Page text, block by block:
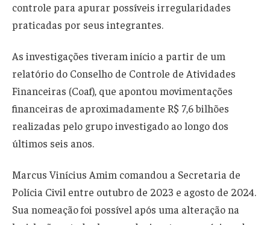
controle para apurar possíveis irregularidades
praticadas por seus integrantes.
As investigações tiveram início a partir de um
relatório do Conselho de Controle de Atividades
Financeiras (Coaf), que apontou movimentações
financeiras de aproximadamente R$ 7,6 bilhões
realizadas pelo grupo investigado ao longo dos
últimos seis anos.
Marcus Vinícius Amim comandou a Secretaria de
Polícia Civil entre outubro de 2023 e agosto de 2024.
Sua nomeação foi possível após uma alteração na